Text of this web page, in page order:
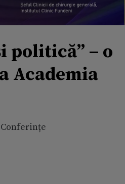
politică” – o
Academia